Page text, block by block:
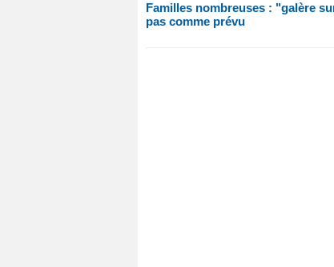
Familles nombreuses : "galère
pas comme prévu